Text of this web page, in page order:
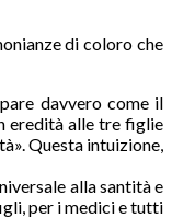
di coloro che
davvero come il
eredità alle tre figlie
Questa intuizione,
alla santità e
per i medici e tutti